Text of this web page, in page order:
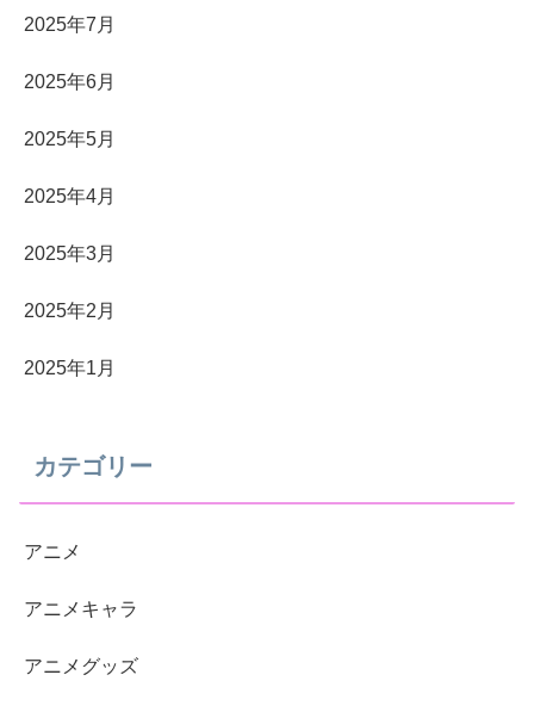
2025年7月
2025年6月
2025年5月
2025年4月
2025年3月
2025年2月
2025年1月
カテゴリー
アニメ
アニメキャラ
アニメグッズ